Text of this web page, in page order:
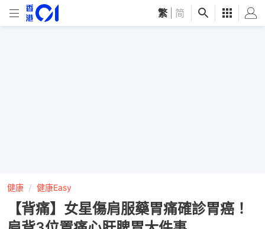
繁 简
健康 健康Easy
【背痛】女星傷肩服藥胃痛確診胃癌！